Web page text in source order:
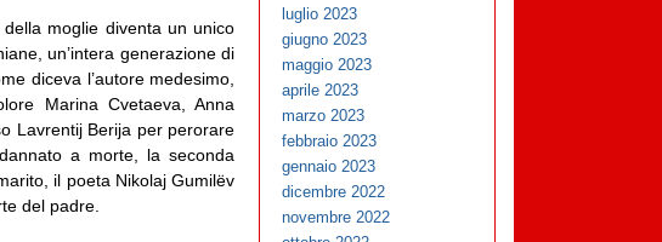
moglie diventa un unico
un’intera generazione di
diceva l’autore medesimo,
Marina Cvetaeva, Anna
Lavrentij Berija per perorare
a morte, la seconda
il poeta Nikolaj Gumilëv
del padre.
luglio 2023
giugno 2023
maggio 2023
aprile 2023
marzo 2023
febbraio 2023
gennaio 2023
dicembre 2022
novembre 2022